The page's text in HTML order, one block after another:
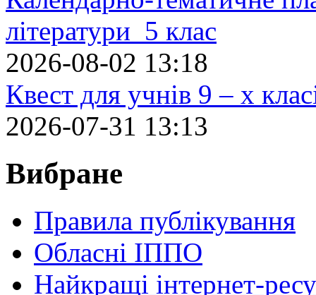
літератури 5 клас
2026-08-02 13:18
Квест для учнів 9 – х
2026-07-31 13:13
Вибране
Правила публікування
Обласні ІППО
Найкращі інтернет-